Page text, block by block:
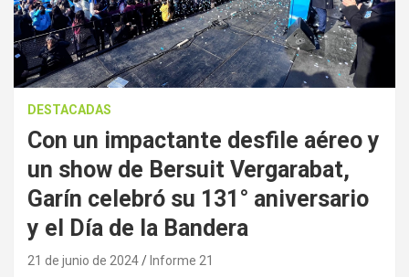
DESTACADAS
Con un impactante desfile aéreo y
un show de Bersuit Vergarabat,
Garín celebró su 131° aniversario
y el Día de la Bandera
21 de junio de 2024 Informe 21